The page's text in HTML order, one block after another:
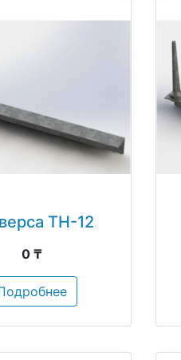
ТН-12
0 ₸